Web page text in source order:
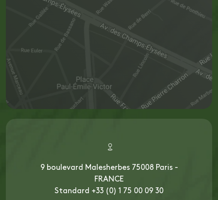
9 boulevard Malesherbes 75008 Paris -
FRANCE
Standard +33 (0) 1 75 00 09 30